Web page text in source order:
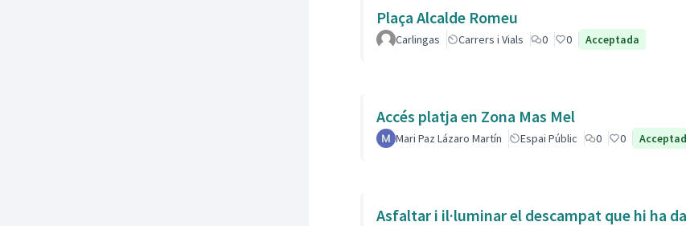
Plaça Alcalde Romeu
Carlingas Carrers i Vials 0 0 Acceptada
Accés platja en Zona Mas Mel
Mari Paz Lázaro Martín Espai Públic 0 0
Asfaltar i il·luminar el descampat que hi ha